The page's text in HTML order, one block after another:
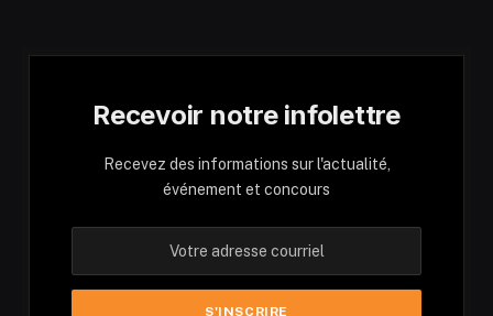
Recevoir notre infolettre
Recevez des informations sur l'actualité,
événement et concours